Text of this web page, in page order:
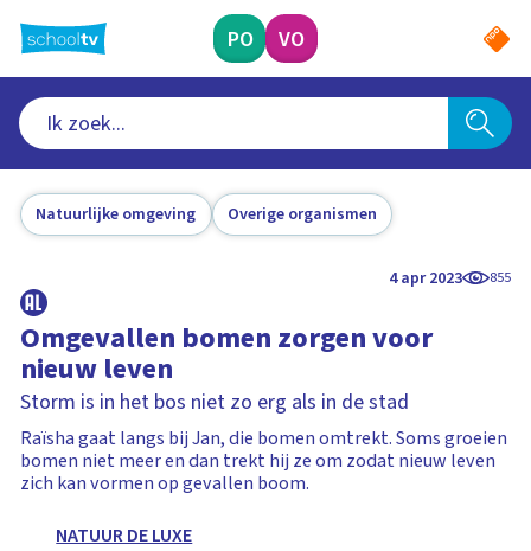
naar
hoofdinhoud
PO VO
Natuurlijke omgeving Overige organismen
4 apr 2023 855
Omgevallen bomen zorgen voor
nieuw leven
Storm is in het bos niet zo erg als in de stad
Raïsha gaat langs bij Jan, die bomen omtrekt. Soms groeien
bomen niet meer en dan trekt hij ze om zodat nieuw leven
zich kan vormen op gevallen boom.
NATUUR DE LUXE